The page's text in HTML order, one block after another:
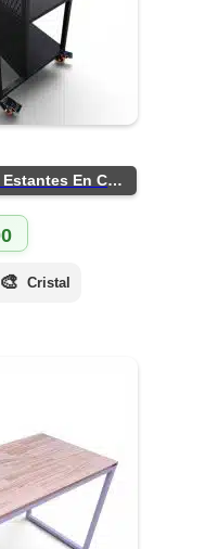
Barra Desayunador Con Estantes En Chapa
🎨 Cristal